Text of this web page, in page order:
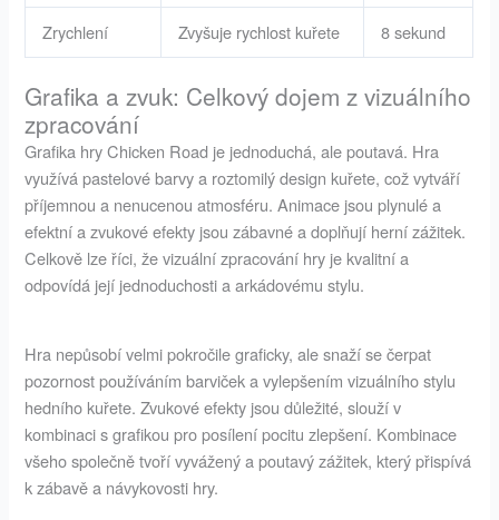
Zrychlení Zvyšuje rychlost kuřete 8 sekund
Grafika a zvuk: Celkový dojem z vizuálního
zpracování
Grafika hry Chicken Road je jednoduchá, ale poutavá. Hra
využívá pastelové barvy a roztomilý design kuřete, což vytváří
příjemnou a nenucenou atmosféru. Animace jsou plynulé a
efektní a zvukové efekty jsou zábavné a doplňují herní zážitek.
Celkově lze říci, že vizuální zpracování hry je kvalitní a
odpovídá její jednoduchosti a arkádovému stylu.
Hra nepůsobí velmi pokročile graficky, ale snaží se čerpat
pozornost používáním barviček a vylepšením vizuálního stylu
hedního kuřete. Zvukové efekty jsou důležité, slouží v
kombinaci s grafikou pro posílení pocitu zlepšení. Kombinace
všeho společně tvoří vyvážený a poutavý zážitek, který přispívá
k zábavě a návykovosti hry.